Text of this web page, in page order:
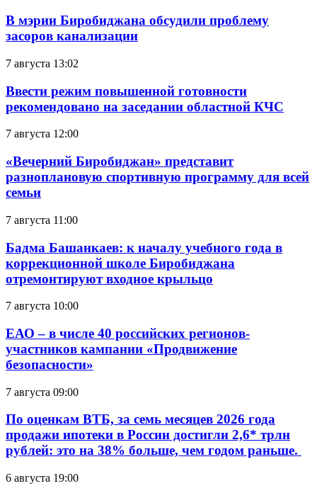
В мэрии Биробиджана обсудили проблему
засоров канализации
7 августа 13:02
Ввести режим повышенной готовности
рекомендовано на заседании областной КЧС
7 августа 12:00
«Вечерний Биробиджан» представит
разноплановую спортивную программу для всей
семьи
7 августа 11:00
Бадма Башанкаев: к началу учебного года в
коррекционной школе Биробиджана
отремонтируют входное крыльцо
7 августа 10:00
ЕАО – в числе 40 российских регионов-
участников кампании «Продвижение
безопасности»
7 августа 09:00
По оценкам ВТБ, за семь месяцев 2026 года
продажи ипотеки в России достигли 2,6* трлн
рублей: это на 38% больше, чем годом раньше.
6 августа 19:00